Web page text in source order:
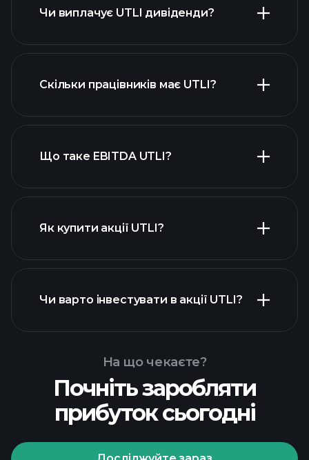
фінансових звітах UTLI
Чи виплачує UTLI дивіденди?
Скільки працівників має UTLI?
Що таке EBITDA UTLI?
Як купити акції UTLI?
Playtrade Tournaments
рекомендованого
брокера
Чи варто інвестувати в акції UTLI?
На що чекаєте?
Почніть заробляти
прибуток сьогодні